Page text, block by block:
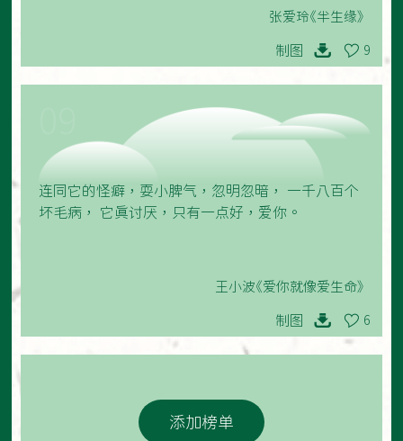
张爱玲《半生缘》
制图 9
连同它的怪癖，耍小脾气，忽明忽暗， 一千八百个
坏毛病， 它真讨厌，只有一点好，爱你。
王小波《爱你就像爱生命》
制图 6
添加榜单